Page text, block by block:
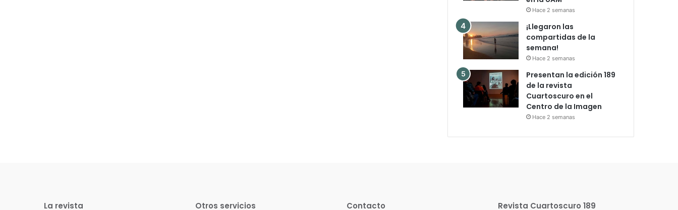
Hace 2 semanas
¡Llegaron las
compartidas de la
semana!
Hace 2 semanas
Presentan la edición 189
de la revista
Cuartoscuro en el
Centro de la Imagen
Hace 2 semanas
La revista Otros servicios Contacto Revista Cuartoscuro 189